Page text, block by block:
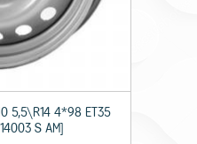
Имп.
5,5\R14 4*98 ET35
S AM]